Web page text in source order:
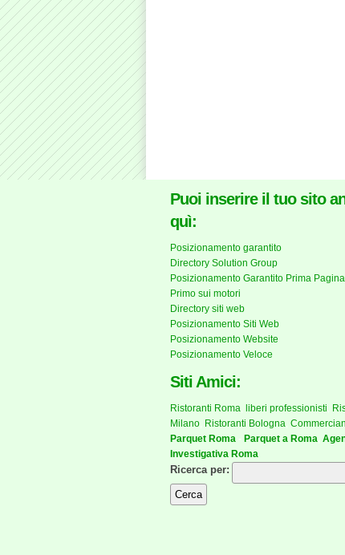
Puoi inserire il tuo sito
quì:
Posizionamento garantito
Directory Solution Group
Posizionamento Garantito Prima
Primo sui motori
Directory siti web
Posizionamento Siti Web
Posizionamento Website
Posizionamento Veloce
Siti Amici:
Ristoranti Roma liberi professionisti
Milano Ristoranti Bologna
Parquet Roma - Parquet a Roma,
Investigativa Roma
Ricerca per: